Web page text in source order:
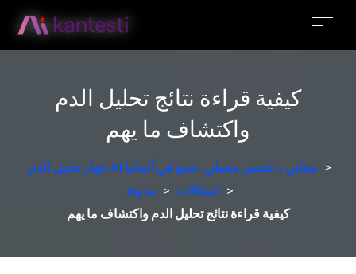
كيفية قراءة نتائج تحليل الدم
واكتشاف ما يهم
جهاز تحليل الدم AI مجاني – تفسير معملي، صنع في ألمانيا >
مدونة > المقالات >
كيفية قراءة نتائج تحليل الدم واكتشاف ما يهم